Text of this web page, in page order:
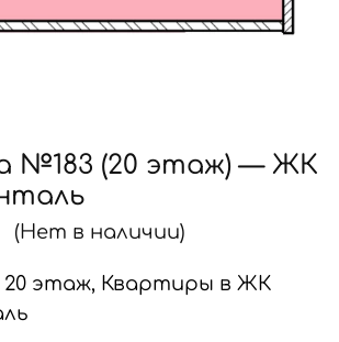
№183 (20 этаж) — ЖК
(Нет в наличии)
20 этаж, Квартиры в ЖК